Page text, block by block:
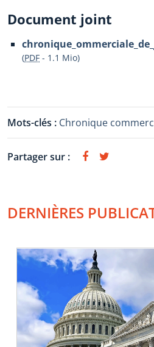
Document joint
(PDF - 1.1 Mio)
Mots-clés : Chronique
Partager sur :
DERNIÈRES